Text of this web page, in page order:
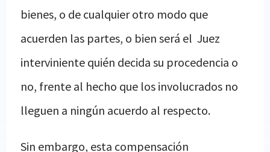
bienes, o de cualquier otro modo que
acuerden las partes, o bien será el Juez
interviniente quién decida su procedencia o
no, frente al hecho que los involucrados no
lleguen a ningún acuerdo al respecto.
Sin embargo, esta compensación